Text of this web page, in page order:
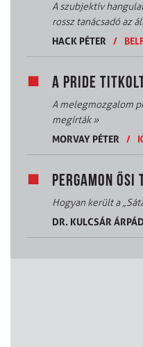
A szubjektív
rossz tanácsadó az
HACK PÉTER
/
A PRIDE
A melegmozgalom
megírták»
MORVAY PÉTER
/
PERGAMON ŐSI
Hogyan került a
DR. KULCSÁR ÁRPÁD